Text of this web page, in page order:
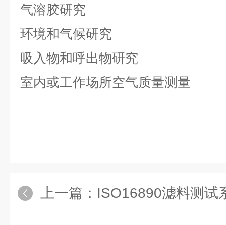
气溶胶研究
环境和气候研究
吸入物和呼出物研究
室内或工作场所空气质量测量
上一篇： ISO16890滤料测试系